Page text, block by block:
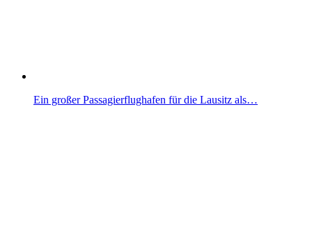
Ein großer Passagierflughafen für die Lausitz als…